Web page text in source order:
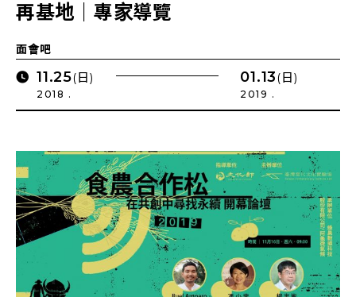
再基地｜專家導覽
面會吧
11.25(日)
2018 .
01.13(日)
2019 .